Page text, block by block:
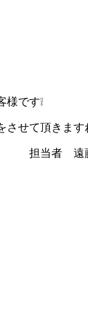
です❕
させて頂きます